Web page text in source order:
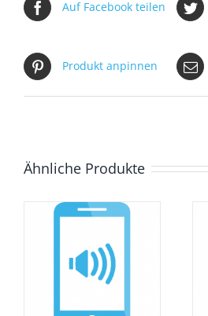
Auf Facebook teilen
Produkt anpinnen
Ähnliche Produkte